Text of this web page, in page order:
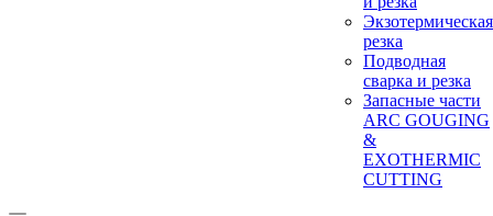
Экзотермическая
резка
Подводная
сварка и резка
Запасные части
ARC GOUGING
&
EXOTHERMIC
CUTTING